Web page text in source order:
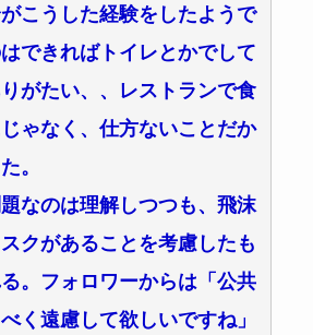
こうした経験をしたようで
はできればトイレとかでして
がたい、、レストランで食
ゃなく、仕方ないことだか
。
なのは理解しつつも、飛沫
クがあることを考慮したも
。フォロワーからは「公共
く遠慮して欲しいですね」